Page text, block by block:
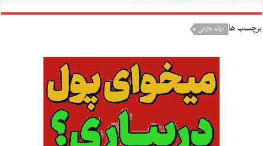
برچسب ها درآمد مالیاتی